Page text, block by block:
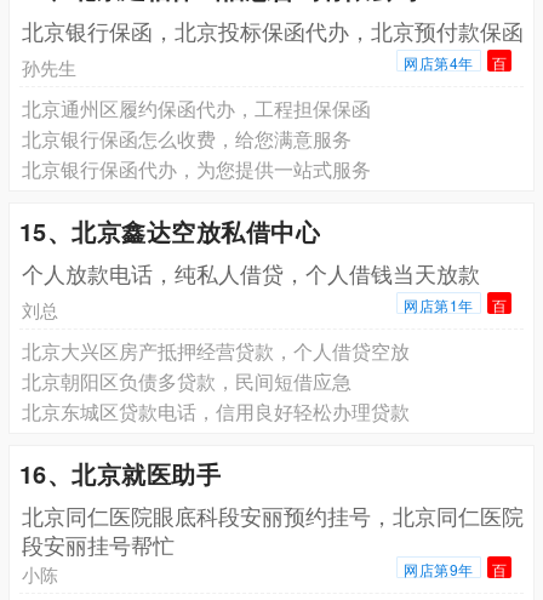
北京银行保函，北京投标保函代办，北京预付款保函
孙先生 网店第4年 百
北京通州区履约保函代办，工程担保保函
北京银行保函怎么收费，给您满意服务
北京银行保函代办，为您提供一站式服务
15、北京鑫达空放私借中心
个人放款电话，纯私人借贷，个人借钱当天放款
刘总 网店第1年 百
北京大兴区房产抵押经营贷款，个人借贷空放
北京朝阳区负债多贷款，民间短借应急
北京东城区贷款电话，信用良好轻松办理贷款
16、北京就医助手
北京同仁医院眼底科段安丽预约挂号，北京同仁医院
段安丽挂号帮忙
小陈 网店第9年 百